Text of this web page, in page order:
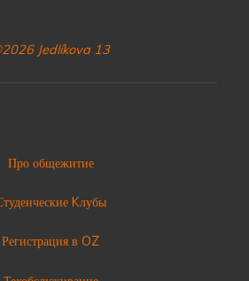
Jedlíkova 13
Про общежитие
Kлубы
Регистрация в OZ